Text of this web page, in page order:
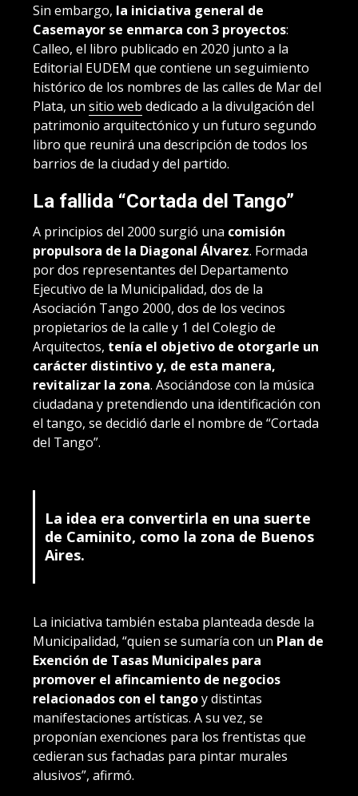
Sin embargo, la iniciativa general de
Casemayor se enmarca con 3 proyectos:
Calleo, el libro publicado en 2020 junto a la
Editorial EUDEM que contiene un seguimiento
histórico de los nombres de las calles de Mar del
Plata, un sitio web dedicado a la divulgación del
patrimonio arquitectónico y un futuro segundo
libro que reunirá una descripción de todos los
barrios de la ciudad y del partido.
La fallida “Cortada del Tango”
A principios del 2000 surgió una comisión
propulsora de la Diagonal Álvarez. Formada
por dos representantes del Departamento
Ejecutivo de la Municipalidad, dos de la
Asociación Tango 2000, dos de los vecinos
propietarios de la calle y 1 del Colegio de
Arquitectos, tenía el objetivo de otorgarle un
carácter distintivo y, de esta manera,
revitalizar la zona. Asociándose con la música
ciudadana y pretendiendo una identificación con
el tango, se decidió darle el nombre de “Cortada
del Tango”.
La idea era convertirla en una suerte
de Caminito, como la zona de Buenos
Aires.
La iniciativa también estaba planteada desde la
Municipalidad, “quien se sumaría con un Plan de
Exención de Tasas Municipales para
promover el afincamiento de negocios
relacionados con el tangoy distintas
manifestaciones artísticas. A su vez, se
proponían exenciones para los frentistas que
cedieran sus fachadas para pintar murales
alusivos”, afirmó.